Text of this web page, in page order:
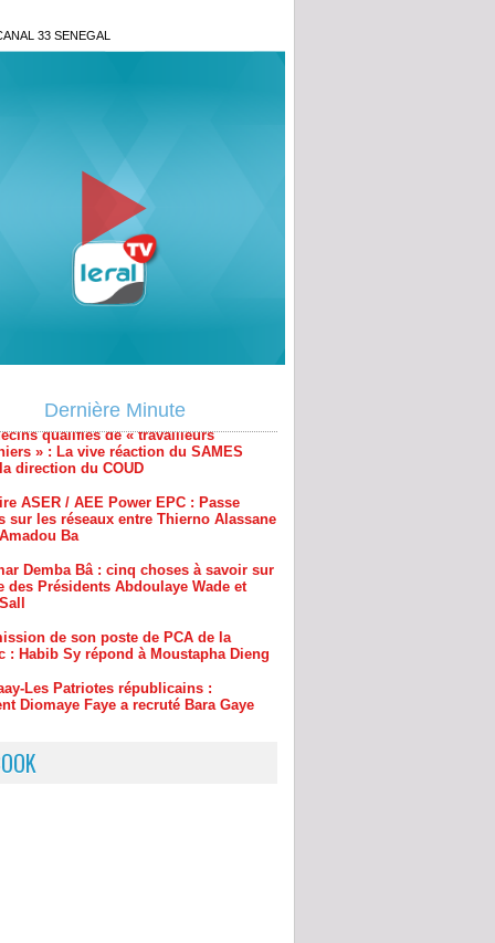
33 SENEGAL
Dernière Minute
» : La vive réaction du SAMES
direction du COUD
ASER / AEE Power EPC : Passe
sur les réseaux entre Thierno Alassane
Demba Bâ : cinq choses à savoir sur
des Présidents Abdoulaye Wade et
de son poste de PCA de la
: Habib Sy répond à Moustapha Dieng
Les Patriotes républicains :
Diomaye Faye a recruté Bara Gaye